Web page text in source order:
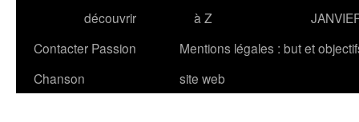
découvrir
à Z
Contacter Passion
Chanson
Mentions légales : but et
site web